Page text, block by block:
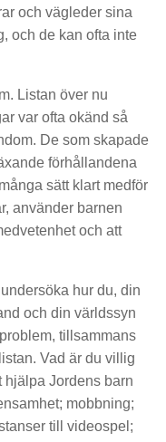
och vägleder sina
och de kan ofta inte
Listan över nu
var ofta okänd så
De som skapade
förhållandena
sätt klart medför
använder barnen
och att
hur du, din
och din världssyn
tillsammans
Vad är du villig
hjälpa Jordens barn
mobbning;
till videospel;